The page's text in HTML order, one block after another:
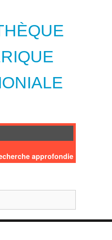
l'Université
approfondie